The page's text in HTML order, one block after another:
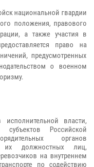
национальной гвардии
положения, правового
а также участия в
право на
предусмотренных
о военном
исполнительной власти,
субъектов Российской
органов
их должностных лиц,
на внутреннем
по содействию